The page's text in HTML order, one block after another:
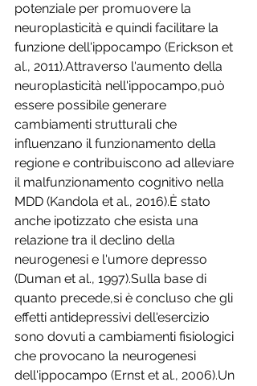
potenziale per promuovere la
neuroplasticità e quindi facilitare la
funzione dell'ippocampo (Erickson et
al., 2011).Attraverso l'aumento della
neuroplasticità nell'ippocampo,può
essere possibile generare
cambiamenti strutturali che
influenzano il funzionamento della
regione e contribuiscono ad alleviare
il malfunzionamento cognitivo nella
MDD (Kandola et al., 2016).È stato
anche ipotizzato che esista una
relazione tra il declino della
neurogenesi e l'umore depresso
(Duman et al., 1997).Sulla base di
quanto precede,si è concluso che gli
effetti antidepressivi dell'esercizio
sono dovuti a cambiamenti fisiologici
che provocano la neurogenesi
dell'ippocampo (Ernst et al., 2006).Un